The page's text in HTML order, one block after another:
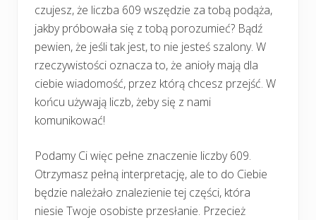
czujesz, że liczba 609 wszędzie za tobą podąża,
jakby próbowała się z tobą porozumieć? Bądź
pewien, że jeśli tak jest, to nie jesteś szalony. W
rzeczywistości oznacza to, że anioły mają dla
ciebie wiadomość, przez którą chcesz przejść. W
końcu używają liczb, żeby się z nami
komunikować!
Podamy Ci więc pełne znaczenie liczby 609.
Otrzymasz pełną interpretację, ale to do Ciebie
będzie należało znalezienie tej części, która
niesie Twoje osobiste przesłanie. Przecież